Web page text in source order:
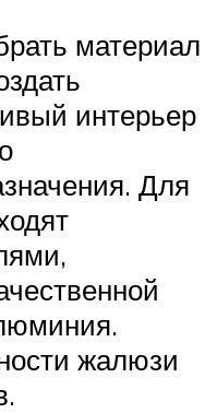
материал
интерьер
Для
жалюзи